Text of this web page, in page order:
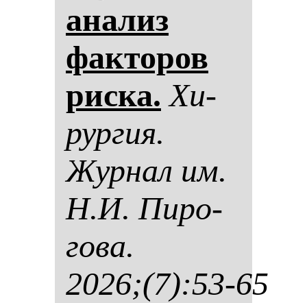
ана­лиз
фак­то­ров
рис­ка. Хи­
рур­гия.
Жур­нал им.
Н.И. Пи­ро­
го­ва.
2026;(7):53-65